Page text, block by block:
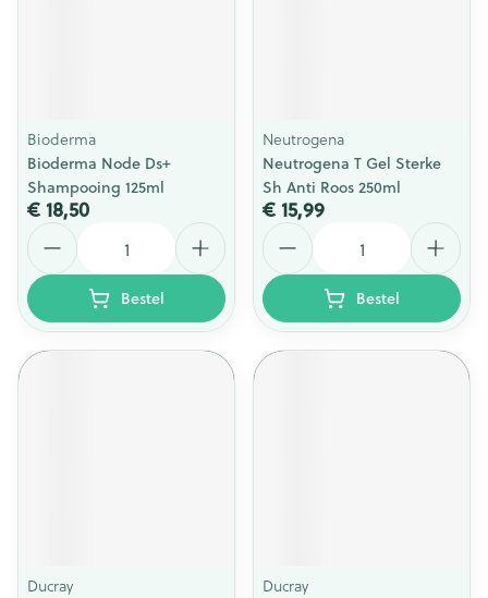
Bioderma
Bioderma Node Ds+
Shampooing 125ml
€ 18,50
Bestel
Neutrogena
Neutrogena T Gel Sterke
Sh Anti Roos 250ml
€ 15,99
Aantal
Bestel
Ducray Ducray